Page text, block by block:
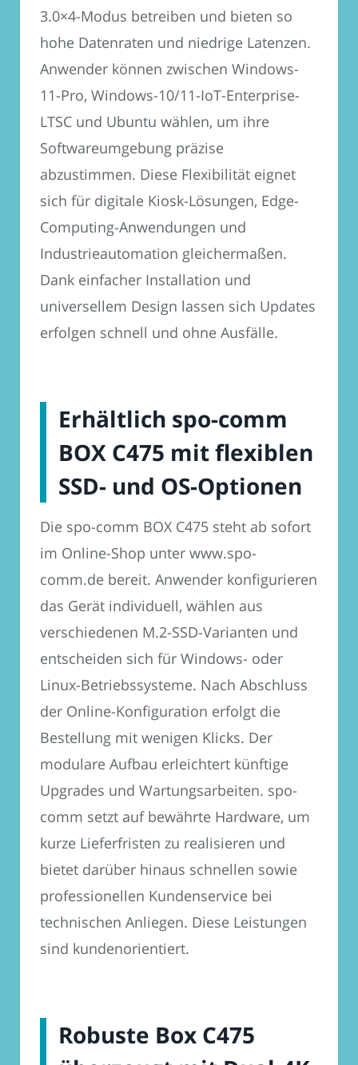
3.0×4-Modus betreiben und bieten so
hohe Datenraten und niedrige Latenzen.
Anwender können zwischen Windows-
11-Pro, Windows-10/11-IoT-Enterprise-
LTSC und Ubuntu wählen, um ihre
Softwareumgebung präzise
abzustimmen. Diese Flexibilität eignet
sich für digitale Kiosk-Lösungen, Edge-
Computing-Anwendungen und
Industrieautomation gleichermaßen.
Dank einfacher Installation und
universellem Design lassen sich Updates
erfolgen schnell und ohne Ausfälle.
Erhältlich spo-comm
BOX C475 mit flexiblen
SSD- und OS-Optionen
Die spo-comm BOX C475 steht ab sofort
im Online-Shop unter www.spo-
comm.de bereit. Anwender konfigurieren
das Gerät individuell, wählen aus
verschiedenen M.2-SSD-Varianten und
entscheiden sich für Windows- oder
Linux-Betriebssysteme. Nach Abschluss
der Online-Konfiguration erfolgt die
Bestellung mit wenigen Klicks. Der
modulare Aufbau erleichtert künftige
Upgrades und Wartungsarbeiten. spo-
comm setzt auf bewährte Hardware, um
kurze Lieferfristen zu realisieren und
bietet darüber hinaus schnellen sowie
professionellen Kundenservice bei
technischen Anliegen. Diese Leistungen
sind kundenorientiert.
Robuste Box C475